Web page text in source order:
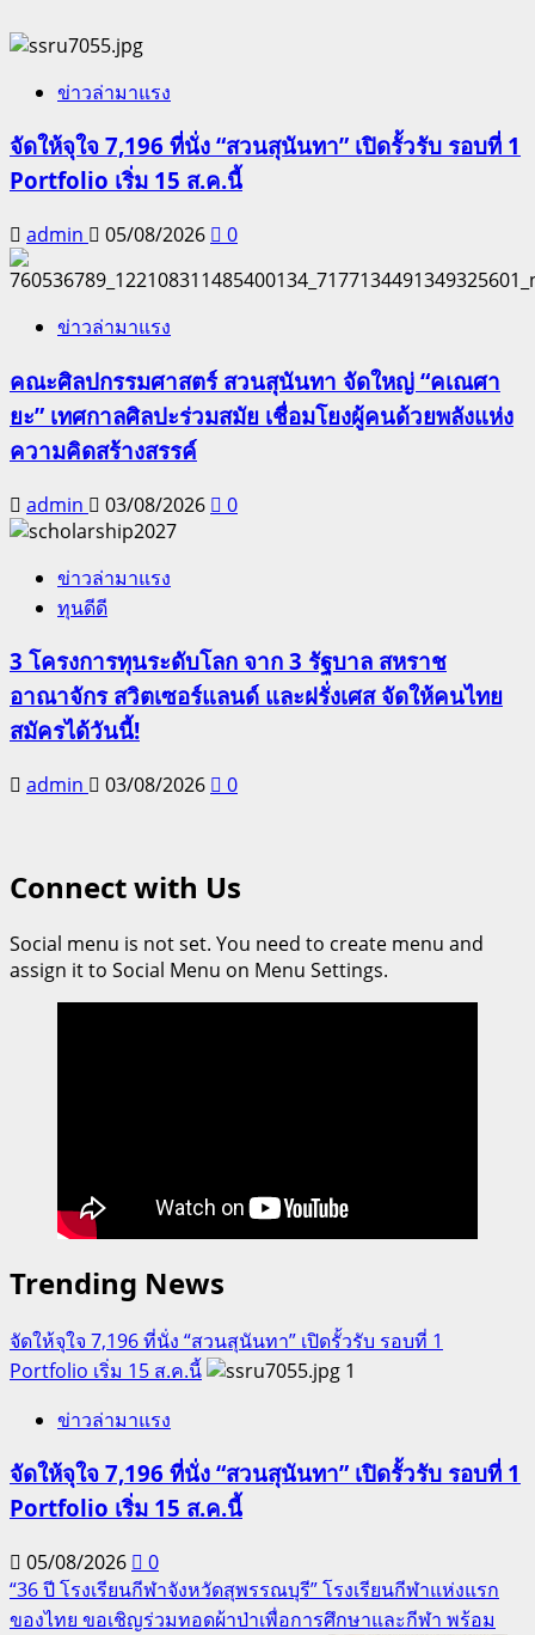
ข่าวล่ามาแรง
จัดให้จุใจ 7,196 ที่นั่ง “สวนสุนันทา” เปิดรั้วรับ รอบที่ 1
Portfolio เริ่ม 15 ส.ค.นี้
admin 05/08/2026 0
ข่าวล่ามาแรง
คณะศิลปกรรมศาสตร์ สวนสุนันทา จัดใหญ่ “คเณศา
ยะ” เทศกาลศิลปะร่วมสมัย เชื่อมโยงผู้คนด้วยพลังแห่ง
ความคิดสร้างสรรค์
admin 03/08/2026 0
ข่าวล่ามาแรง
ทุนดีดี
3 โครงการทุนระดับโลก จาก 3 รัฐบาล สหราช
อาณาจักร สวิตเซอร์แลนด์ และฝรั่งเศส จัดให้คนไทย
สมัครได้วันนี้!
admin 03/08/2026 0
Connect with Us
Social menu is not set. You need to create menu and
assign it to Social Menu on Menu Settings.
Trending News
จัดให้จุใจ 7,196 ที่นั่ง “สวนสุนันทา” เปิดรั้วรับ รอบที่ 1
Portfolio เริ่ม 15 ส.ค.นี้
1
ข่าวล่ามาแรง
จัดให้จุใจ 7,196 ที่นั่ง “สวนสุนันทา” เปิดรั้วรับ รอบที่ 1
Portfolio เริ่ม 15 ส.ค.นี้
05/08/2026
0
“36 ปี โรงเรียนกีฬาจังหวัดสุพรรณบุรี” โรงเรียนกีฬาแห่งแรก
ของไทย ขอเชิญร่วมทอดผ้าป่าเพื่อการศึกษาและกีฬา พร้อม